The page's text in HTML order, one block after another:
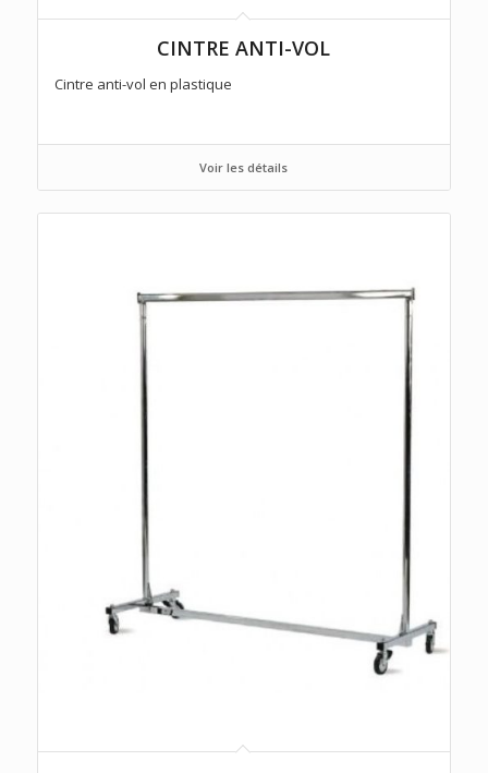
CINTRE ANTI-VOL
Cintre anti-vol en plastique
Voir les détails